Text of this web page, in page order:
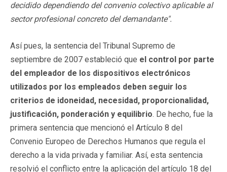
decidido dependiendo del convenio colectivo aplicable al
sector profesional concreto del demandante".
Así pues, la sentencia del Tribunal Supremo de
septiembre de 2007 estableció que el control por parte
del empleador de los dispositivos electrónicos
utilizados por los empleados deben seguir los
criterios de idoneidad, necesidad, proporcionalidad,
justificación, ponderación y equilibrio. De hecho, fue la
primera sentencia que mencionó el Artículo 8 del
Convenio Europeo de Derechos Humanos que regula el
derecho a la vida privada y familiar. Así, esta sentencia
resolvió el conflicto entre la aplicación del artículo 18 del